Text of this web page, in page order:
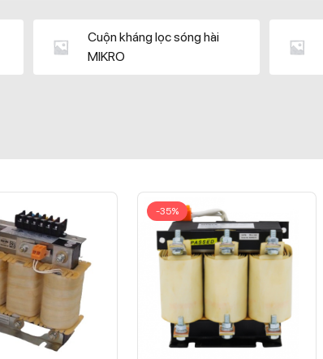
Cuộn kháng lọc sóng hài
MIKRO
-35%